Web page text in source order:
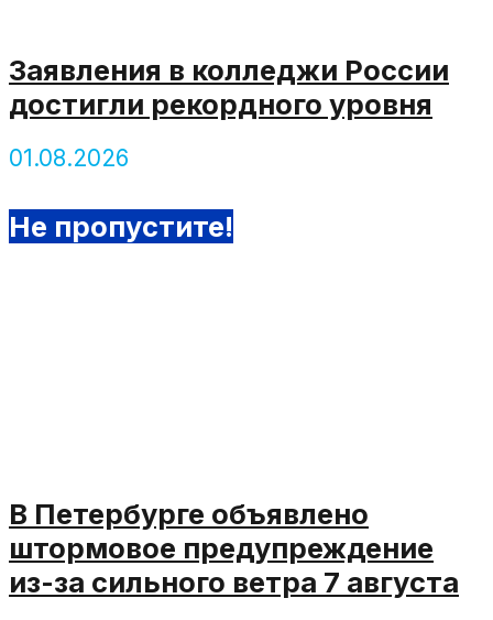
Заявления в колледжи России
достигли рекордного уровня
01.08.2026
Не пропустите!
В Петербурге объявлено
штормовое предупреждение
из-за сильного ветра 7 августа